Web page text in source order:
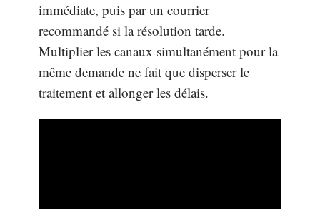
immédiate, puis par un courrier
recommandé si la résolution tarde.
Multiplier les canaux simultanément pour la
même demande ne fait que disperser le
traitement et allonger les délais.